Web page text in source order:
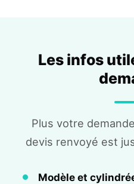
Les infos
Plus votre
devis renvoyé est
Modèle et